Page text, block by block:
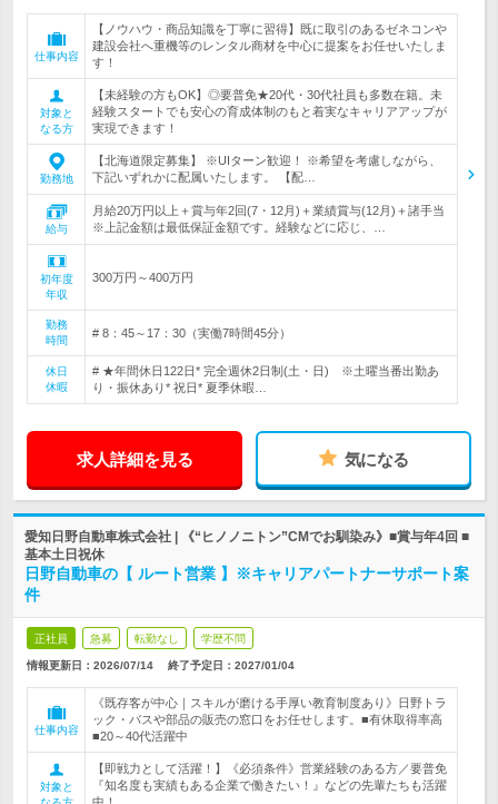
仕事内容
【ノウハウ・商品知識を丁寧に習得】既に取引のあるゼネコンや
建設会社へ重機等のレンタル商材を中心に提案をお任せいたしま
す！
対象と
なる方
【未経験の方もOK】◎要普免★20代・30代社員も多数在籍。未
経験スタートでも安心の育成体制のもと着実なキャリアアップが
実現できます！
勤務地
【北海道限定募集】 ※UIターン歓迎！ ※希望を考慮しながら、
下記いずれかに配属いたします。 【配…
給与
月給20万円以上＋賞与年2回(7・12月)＋業績賞与(12月)＋諸手当
※上記金額は最低保証金額です。経験などに応じ、…
初年度
年収
300万円～400万円
勤務
時間
# 8：45～17：30（実働7時間45分）
休日
休暇
# ★年間休日122日* 完全週休2日制(土・日) ※土曜当番出勤あ
り・振休あり* 祝日* 夏季休暇…
求人詳細を見る 気になる
愛知日野自動車株式会社 | 《“ヒノノニトン”CMでお馴染み》■賞与年4回 ■
基本土日祝休
日野自動車の【 ルート営業 】※キャリアパートナーサポート案
件
正社員 急募 転勤なし 学歴不問
情報更新日：2026/07/14 終了予定日： 2027/01/04
仕事内容
《既存客が中心｜スキルが磨ける手厚い教育制度あり》日野トラ
ック・バスや部品の販売の窓口をお任せします。■有休取得率高
■20～40代活躍中
対象と
【即戦力として活躍！】《必須条件》営業経験のある方／要普免
『知名度も実績もある企業で働きたい！』などの先輩たちも活躍
中！